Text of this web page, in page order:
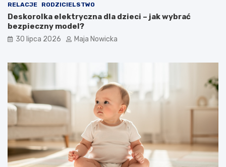
RELACJE RODZICIELSTWO
Deskorolka elektryczna dla dzieci – jak wybrać
bezpieczny model?
30 lipca 2026 Maja Nowicka